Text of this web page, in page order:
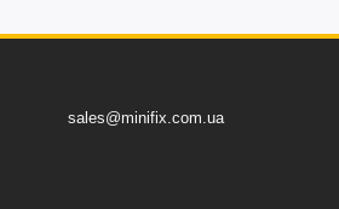
sales@minifix.com.ua